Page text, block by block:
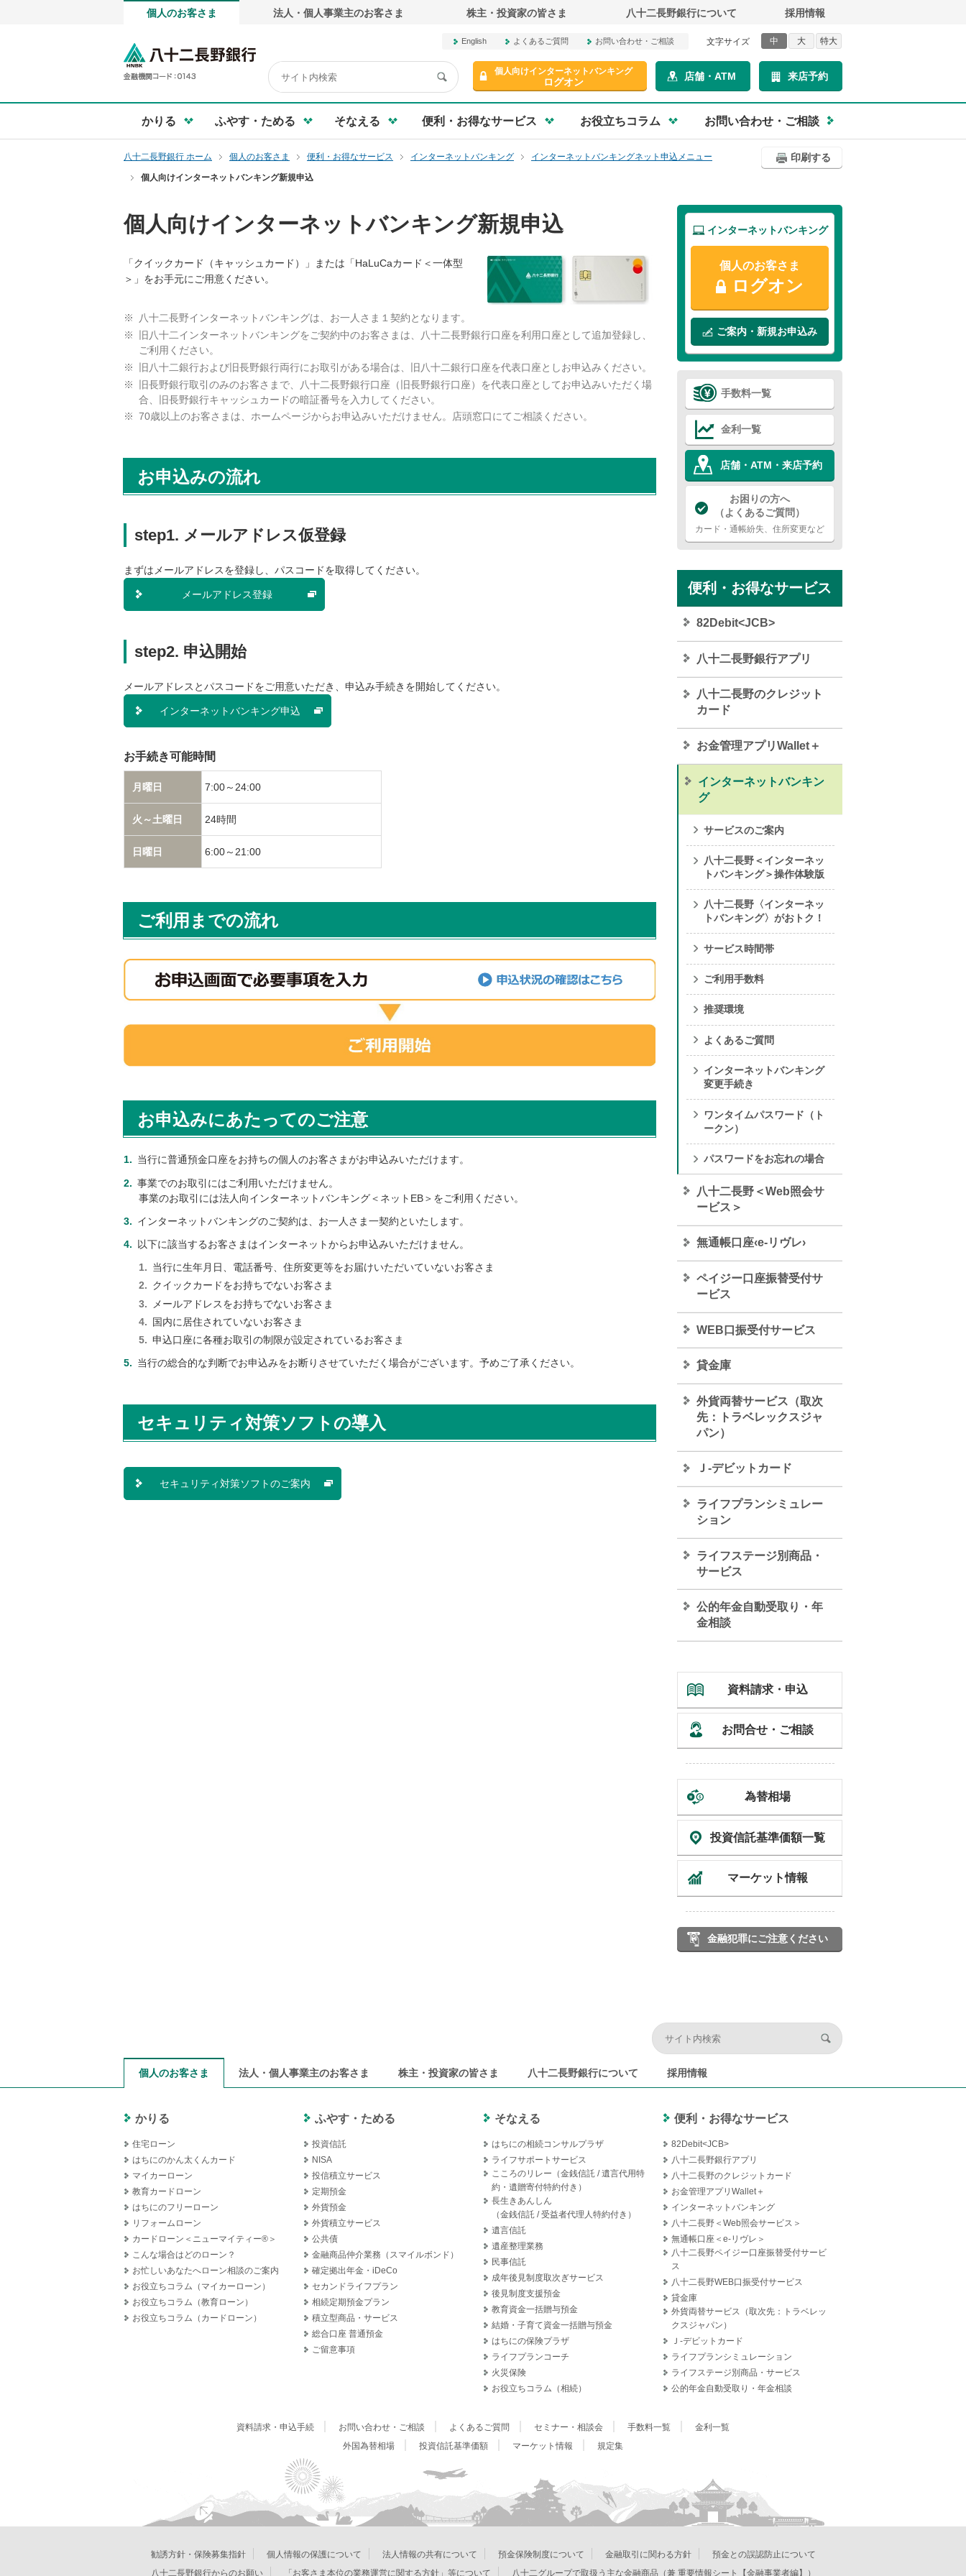
個人のお客さま 法人・個人事業主のお客さま 株主・投資家の皆さま 八十二長野銀行について 採用情報
文字サイズ 中 大 特大
English よくあるご質問 お問い合わせ・ご相談
個人向けインターネットバンキング
ログオン 店舗・ATM 来店予約
かりる ふやす・ためる そなえる 便利・お得なサービス お役立ちコラム お問い合わせ・ご相談
印刷する
八十二長野銀行 ホーム 個人のお客さま 便利・お得なサービス インターネットバンキング インターネットバンキングネット申込メニュー
個人向けインターネットバンキング新規申込
個人向けインターネットバンキング新規申込
「クイックカード（キャッシュカード）」または「HaLuCaカード＜一体型
＞」をお手元にご用意ください。
八十二長野インターネットバンキングは、お一人さま１契約となります。
旧八十二インターネットバンキングをご契約中のお客さまは、八十二長野銀行口座を利用口座として追加登録し、
ご利用ください。
旧八十二銀行および旧長野銀行両行にお取引がある場合は、旧八十二銀行口座を代表口座としお申込みください。
旧長野銀行取引のみのお客さまで、八十二長野銀行口座（旧長野銀行口座）を代表口座としてお申込みいただく場
合、旧長野銀行キャッシュカードの暗証番号を入力してください。
70歳以上のお客さまは、ホームページからお申込みいただけません。店頭窓口にてご相談ください。
お申込みの流れ
step1. メールアドレス仮登録
まずはメールアドレスを登録し、パスコードを取得してください。
メールアドレス登録
step2. 申込開始
メールアドレスとパスコードをご用意いただき、申込み手続きを開始してください。
インターネットバンキング申込
お手続き可能時間
月曜日 7:00～24:00
火～土曜日 24時間
日曜日 6:00～21:00
ご利用までの流れ
お申込みにあたってのご注意
当行に普通預金口座をお持ちの個人のお客さまがお申込みいただけます。
事業でのお取引にはご利用いただけません。
事業のお取引には法人向インターネットバンキング＜ネットEB＞をご利用ください。
インターネットバンキングのご契約は、お一人さま一契約といたします。
以下に該当するお客さまはインターネットからお申込みいただけません。
当行に生年月日、電話番号、住所変更等をお届けいただいていないお客さま
クイックカードをお持ちでないお客さま
メールアドレスをお持ちでないお客さま
国内に居住されていないお客さま
申込口座に各種お取引の制限が設定されているお客さま
当行の総合的な判断でお申込みをお断りさせていただく場合がございます。予めご了承ください。
セキュリティ対策ソフトの導入
セキュリティ対策ソフトのご案内
インターネットバンキング
個人のお客さま
ログオン
ご案内・新規お申込み
手数料一覧
金利一覧
店舗・ATM・来店予約
お困りの方へ
（よくあるご質問）
カード・通帳紛失、住所変更など
便利・お得なサービス
82Debit<JCB>
八十二長野銀行アプリ
八十二長野のクレジット
カード
お金管理アプリWallet＋
インターネットバンキン
グ
サービスのご案内
八十二長野＜インターネッ
トバンキング＞操作体験版
八十二長野〈インターネッ
トバンキング〉がおトク！
サービス時間帯
ご利用手数料
推奨環境
よくあるご質問
インターネットバンキング
変更手続き
ワンタイムパスワード（ト
ークン）
パスワードをお忘れの場合
八十二長野＜Web照会サ
ービス＞
無通帳口座‹e-リヴレ›
ペイジー口座振替受付サ
ービス
WEB口振受付サービス
貸金庫
外貨両替サービス（取次
先：トラベレックスジャ
パン）
Ｊ‐デビットカード
ライフプランシミュレー
ション
ライフステージ別商品・
サービス
公的年金自動受取り・年
金相談
資料請求・申込
お問合せ・ご相談
為替相場
投資信託基準価額一覧
マーケット情報
金融犯罪にご注意ください
個人のお客さま 法人・個人事業主のお客さま 株主・投資家の皆さま 八十二長野銀行について 採用情報
かりる
住宅ローン
はちにのかん太くんカード
マイカーローン
教育カードローン
はちにのフリーローン
リフォームローン
カードローン＜ニューマイティー®＞
こんな場合はどのローン？
お忙しいあなたへローン相談のご案内
お役立ちコラム（マイカーローン）
お役立ちコラム（教育ローン）
お役立ちコラム（カードローン）
ふやす・ためる
投資信託
NISA
投信積立サービス
定期預金
外貨預金
外貨積立サービス
公共債
金融商品仲介業務（スマイルボンド）
確定拠出年金・iDeCo
セカンドライフプラン
相続定期預金プラン
積立型商品・サービス
総合口座 普通預金
ご留意事項
そなえる
はちにの相続コンサルプラザ
ライフサポートサービス
こころのリレー（金銭信託 / 遺言代用特
約・遺贈寄付特約付き）
長生きあんしん
（金銭信託 / 受益者代理人特約付き）
遺言信託
遺産整理業務
民事信託
成年後見制度取次ぎサービス
後見制度支援預金
教育資金一括贈与預金
結婚・子育て資金一括贈与預金
はちにの保険プラザ
ライフプランコーチ
火災保険
お役立ちコラム（相続）
便利・お得なサービス
82Debit<JCB>
八十二長野銀行アプリ
八十二長野のクレジットカード
お金管理アプリWallet＋
インターネットバンキング
八十二長野＜Web照会サービス＞
無通帳口座＜e-リヴレ＞
八十二長野ペイジー口座振替受付サービ
ス
八十二長野WEB口振受付サービス
貸金庫
外貨両替サービス（取次先：トラベレッ
クスジャパン）
Ｊ‐デビットカード
ライフプランシミュレーション
ライフステージ別商品・サービス
公的年金自動受取り・年金相談
資料請求・申込手続 お問い合わせ・ご相談 よくあるご質問 セミナー・相談会 手数料一覧
金利一覧
外国為替相場
投資信託基準価額 マーケット情報 規定集
勧誘方針・保険募集指針 個人情報の保護について 法人情報の共有について 預金保険制度について 金融取引に関わる方針
預金との誤認防止について
八十二長野銀行からのお願い
「お客さま本位の業務運営に関する方針」等について 八十二グループで取扱う主な金融商品（兼 重要情報シート【金融事業者編】）